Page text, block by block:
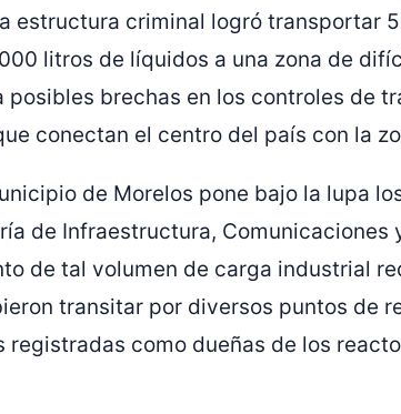
estructura criminal logró transportar
litros de líquidos a una zona de
posibles brechas en los controles de
conectan el centro del país con la
de Morelos pone bajo la lupa
de Infraestructura, Comunicaciones
de tal volumen de carga industrial
transitar por diversos puntos de
registradas como dueñas de los